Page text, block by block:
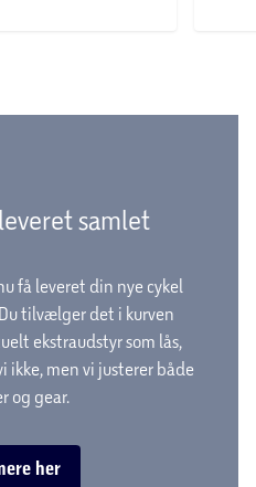
samlet
få leveret din nye cykel
tilvælger det i kurven
ekstraudstyr som lås,
men vi justerer både
og gear.
her